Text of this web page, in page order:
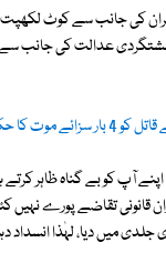
کی جانب سے کوٹ لکھپت
دہشتگردی عدالت کی جانب
سزائے موت کا حکم
آپ کو بے گناہ ظاہر
قانونی تقاضے پورے نہیں
میں دیا، لہٰذا